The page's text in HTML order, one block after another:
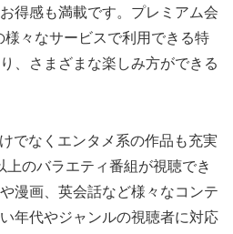
得感も満載です。プレミアム会
様々なサービスで利用できる特
、さまざまな楽しみ方ができる
でなくエンタメ系の作品も充実
上のバラエティ番組が視聴でき
漫画、英会話など様々なコンテ
年代やジャンルの視聴者に対応